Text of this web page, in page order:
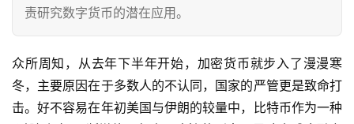
责研究数字货币的潜在应用。
众所周知，从去年下半年开始，加密货币就步入了漫漫寒
冬，主要原因在于多数人的不认同，国家的严管更是致命打
击。好不容易在年初美国与伊朗的较量中，比特币作为一种